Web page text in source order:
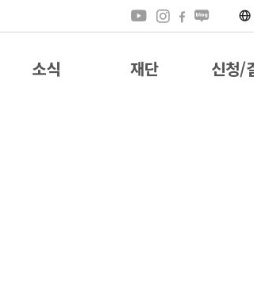
소식 재단 신청/